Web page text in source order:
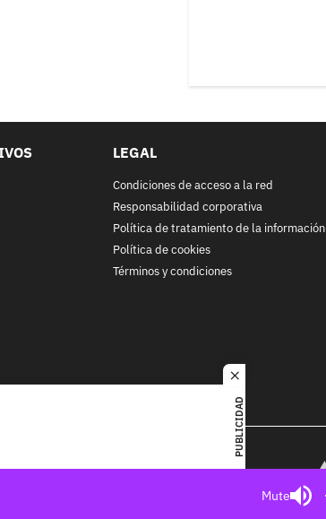
close
PUBLICIDAD
LEGAL
Condiciones de acceso a la red
Responsabilidad corporativa
Política de tratamiento de la información
Política de cookies
Términos y condiciones
traducción a cualquier
is prohibited. All
Mute